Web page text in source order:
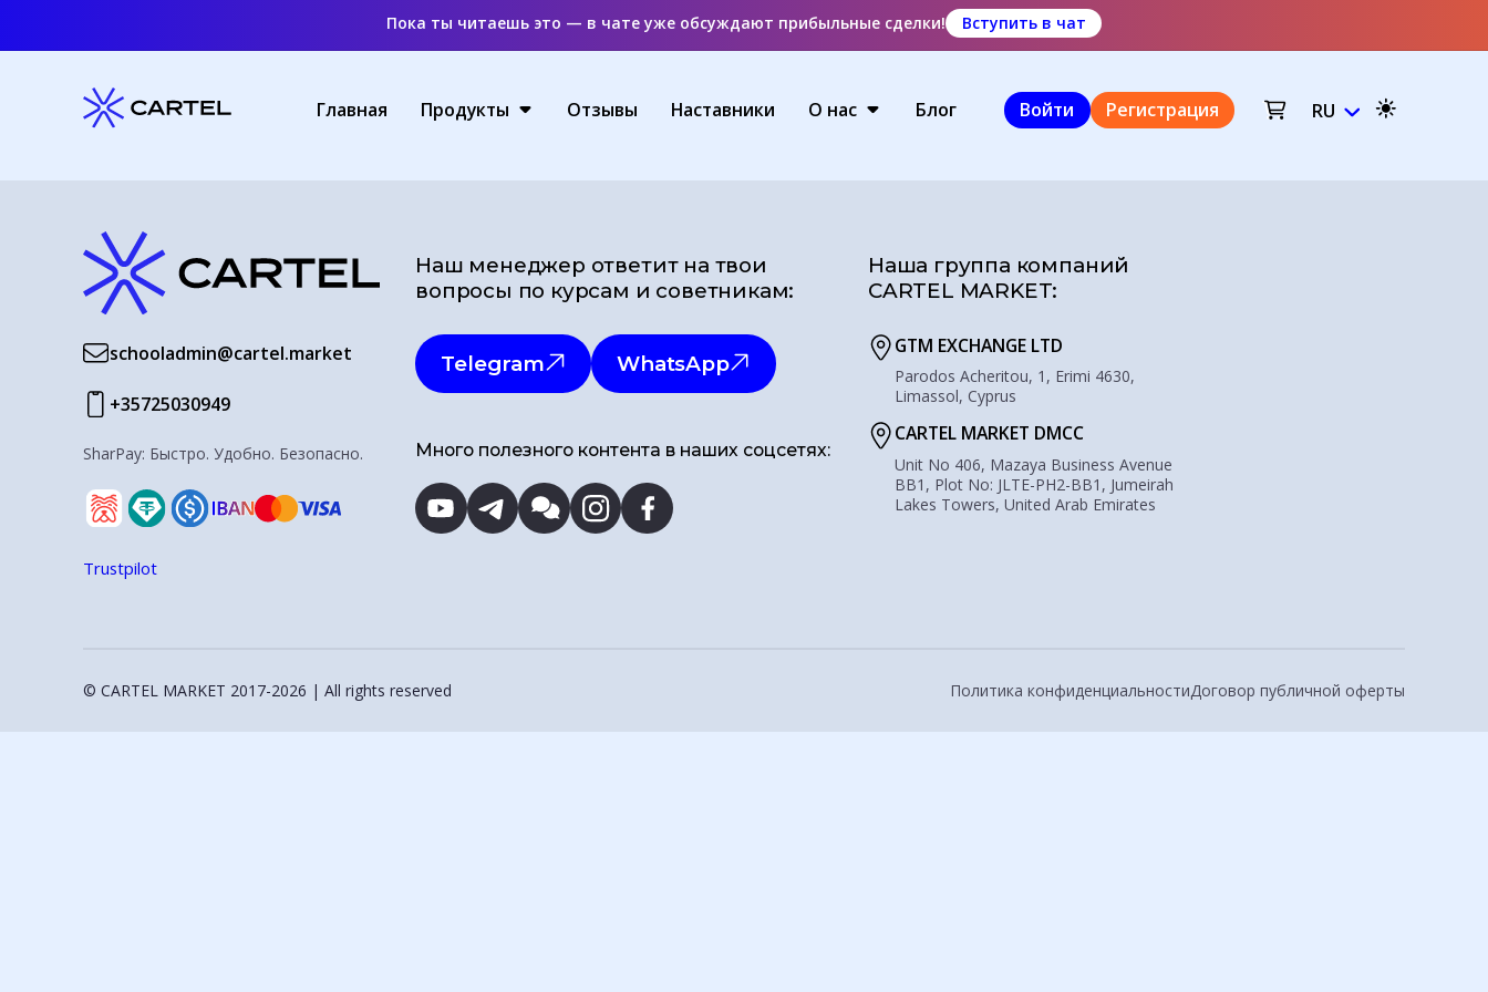
Пока ты читаешь это — в чате уже обсуждают прибыльные сделки! Вступить в чат
Главная Продукты Отзывы Наставники О нас Блог Войти Регистрация RU
schooladmin@cartel.market
+35725030949
SharPay: Быстро. Удобно. Безопасно.
Trustpilot
Наш менеджер ответит на твои
вопросы по курсам и советникам:
Telegram WhatsApp
Много полезного контента в наших соцсетях:
Наша группа компаний
CARTEL MARKET:
GTM EXCHANGE LTD
Parodos Acheritou, 1, Erimi 4630,
Limassol, Cyprus
CARTEL MARKET DMCC
Unit No 406, Mazaya Business Avenue
BB1, Plot No: JLTE-PH2-BB1, Jumeirah
Lakes Towers, United Arab Emirates
© CARTEL MARKET 2017-2026 | All rights reserved Политика конфиденциальностиДоговор публичной оферты